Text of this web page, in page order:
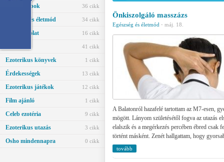
Horoszkópok 36 cikk
Egészség és életmód 34 cikk
Párkapcsolat 16 cikk
41 cikk
Ezoterikus könyvek 1 cikk
Érdekességek 13 cikk
Ezoterikus játékok 12 cikk
Film ajánló 1 cikk
Celeb ezotéria 9 cikk
Ezoterikus utazás 3 cikk
Osho mindennapra 0 cikk
Önkiszolgáló masszázs
Egészség és életmód · máj. 18.
A Balatonról hazafelé tartottam az M7-esen,
mögött. Lányom születésétől fogva az utazás
elalszik és a megérkezés percében ébred csak
történt másként. Zenét hallgattam, hogy
tovább